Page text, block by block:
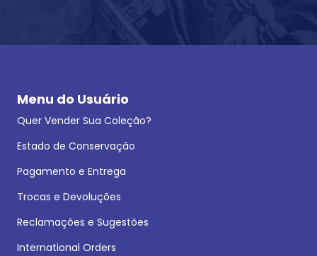
Menu do Usuário
Quer Vender Sua Coleção?
Estado de Conservação
Pagamento e Entrega
Trocas e Devoluções
Reclamações e Sugestões
International Orders